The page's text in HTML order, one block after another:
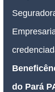
do Pará